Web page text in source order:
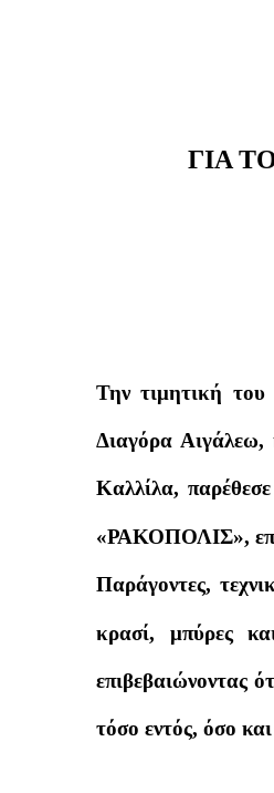
ΓΙΑ
Την τιμητική
Διαγόρα
Καλλίλα,
«ΡΑΚΟΠΟΛΙΣ»,
Παράγοντες,
κρασί, μπύρες
επιβεβαιώνοντας
τόσο εντός, όσο